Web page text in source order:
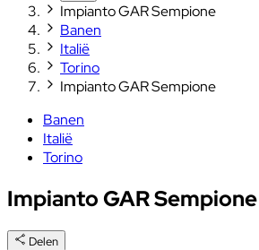
Impianto GAR Sempione
Banen
Italië
Torino
Impianto GAR Sempione
Banen
Italië
Torino
Impianto GAR Sempione
Delen